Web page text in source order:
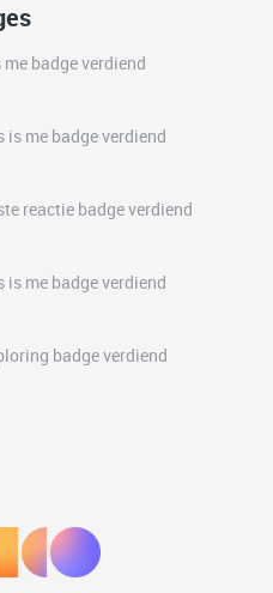
badge verdiend
is me badge verdiend
reactie badge verdiend
is me badge verdiend
badge verdiend